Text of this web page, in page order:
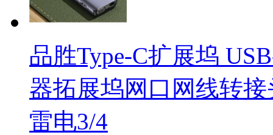
品胜Type-C扩展坞
器拓展坞网口网线转
雷电3/4